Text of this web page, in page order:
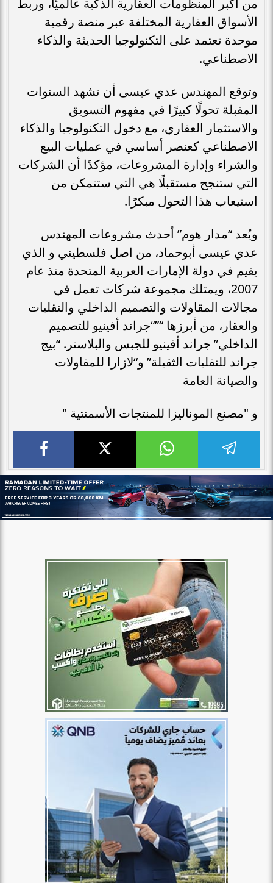
الأسواق العقارية المختلفة عبر منصة رقمية
موحدة تعتمد على التكنولوجيا الحديثة والذكاء
الاصطناعي.
وتوقع المهندس عدي عيسى أن تشهد السنوات
المقبلة تحولًا كبيرًا في مفهوم التسويق
والاستثمار العقاري، مع دخول التكنولوجيا والذكاء
الاصطناعي كعنصر أساسي في عمليات البيع
والشراء وإدارة المشروعات، مؤكدًا أن الشركات
التي ستنجح مستقبلًا هي التي ستتمكن من
استيعاب هذا التحول مبكرًا.
ويُعد “مدار هوم” أحدث مشروعات المهندس
عدي عيسى أبوحماد، من اصل فلسطيني و الذي
يقيم في دولة الإمارات العربية المتحدة منذ عام
2007، ويمتلك مجموعة شركات تعمل في
مجالات المقاولات والتصميم الداخلي والنقليات
والعقار، من أبرزها “”“جراند أفينيو للتصميم
الداخلي” جراند أفينيو للجبس والبلاستر. “بيج
جراند للنقليات الثقيلة” و“لازارا للمقاولات
والصيانة العامة
و "مصنع الموناليزا للمنتجات الأسمنتية "